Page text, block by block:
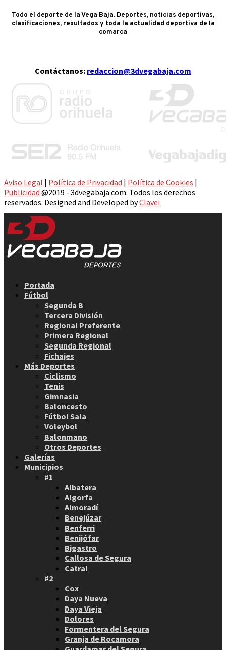
Todo el deporte de la Vega Baja. Deportes, noticias deportivas,
clasificaciones, resultados y toda la actualidad deportiva de la
comarca
Contáctanos: redaccion@3dvegabaja.com
Aviso Legal | Política de Privacidad | Política de Cookies |
Publicidad @2019 - 3dvegabaja.com. Todos los derechos
reservados. Designed and Developed byClavei
Portada
Fútbol
Segunda B
Tercera División
Regional Preferente
Primera Regional
Segunda Regional
Fichajes
Más Deportes
Ciclismo
Tenis
Gimnasia
Baloncesto
Fútbol Sala
Voleybol
Balonmano
Otros Deportes
Galerías
Municipios
#1
Albatera
Algorfa
Almoradí
Benejúzar
Benferri
Benijófar
Bigastro
Callosa de Segura
Catral
#2
Cox
Daya Nueva
Daya Vieja
Dolores
Formentera del Segura
Granja de Rocamora